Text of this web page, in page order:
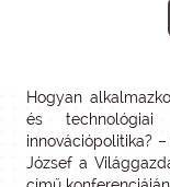
Hogyan
és
innovációpolitika?
József a